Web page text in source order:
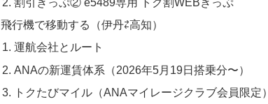
飛行機で移動する（伊丹⇄高知）
運航会社とルート
ANAの新運賃体系（2026年5月19日搭乗分〜）
トクたびマイル（ANAマイレージクラブ会員限定）